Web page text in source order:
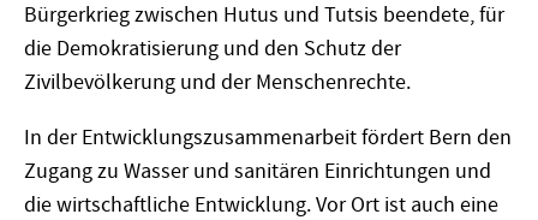
Bürgerkrieg zwischen Hutus und Tutsis beendete, für
die Demokratisierung und den Schutz der
Zivilbevölkerung und der Menschenrechte.
In der Entwicklungszusammenarbeit fördert Bern den
Zugang zu Wasser und sanitären Einrichtungen und
die wirtschaftliche Entwicklung. Vor Ort ist auch eine